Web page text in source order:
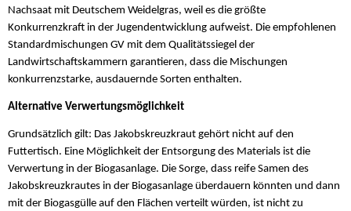
Nachsaat mit Deutschem Weidelgras, weil es die größte
Konkurrenzkraft in der Jugendentwicklung aufweist. Die empfohlenen
Standardmischungen GV mit dem Qualitätssiegel der
Landwirtschaftskammern garantieren, dass die Mischungen
konkurrenzstarke, ausdauernde Sorten enthalten.
Alternative Verwertungsmöglichkeit
Grundsätzlich gilt: Das Jakobskreuzkraut gehört nicht auf den
Futtertisch. Eine Möglichkeit der Entsorgung des Materials ist die
Verwertung in der Biogasanlage. Die Sorge, dass reife Samen des
Jakobskreuzkrautes in der Biogasanlage überdauern könnten und dann
mit der Biogasgülle auf den Flächen verteilt würden, ist nicht zu